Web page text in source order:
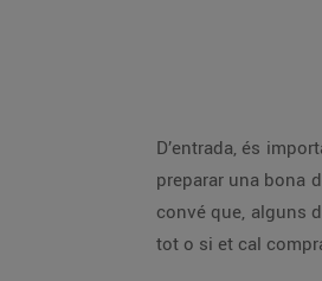
D’entrada, és
preparar una bona
convé que, alguns
tot o si et cal